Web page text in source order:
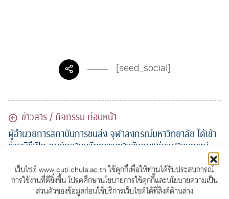
เว็บไซต์ www.cuti.chula.ac.th ใช้คุกกี้เพื่อให้ท่านได้รับประสบการณ์
การใช้งานที่ดียิ่งขึ้น โปรดศึกษานโยบายการใช้คุกกี้และนโยบายความเป็น
ส่วนตัวของข้อมูลก่อนใช้บริการเว็บไซต์ได้ที่ลิงค์ด้านล่าง
[seed_social]
ข่าวสาร / กิจกรรม ก่อนหน้า
ผู้อำนวยการสถาบันการขนส่ง จุฬาลงกรณ์มหาวิทยาลัย ได้เข้า
ร่วมพิธีเปิด ศูนย์กลางนวัตกรรมทางสังคมแห่งจุฬาลงกรณ์
ข่าวสาร / กิจกรรม ถัดไป